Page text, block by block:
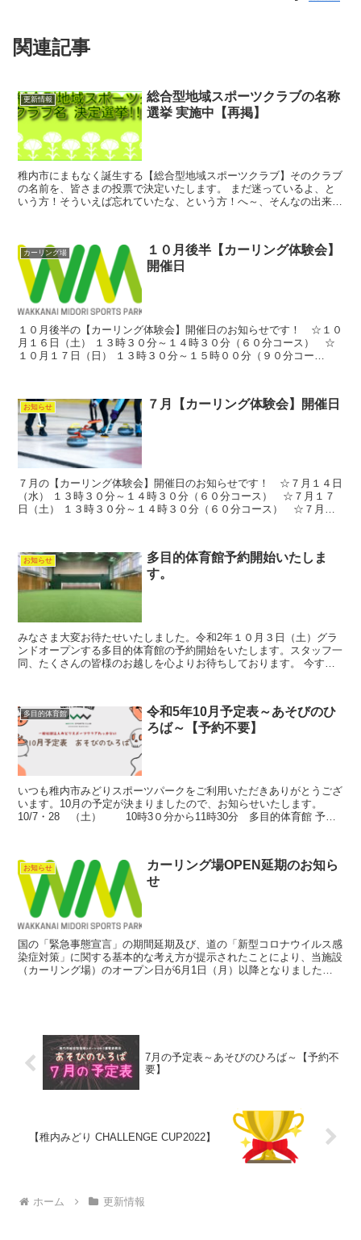
関連記事
更新情報
総合型地域スポーツクラブの名称
選挙 実施中【再掲】
稚内市にまもなく誕生する【総合型地域スポーツクラブ】そのクラブ
の名前を、皆さまの投票で決定いたします。 まだ迷っているよ、と
いう方！そういえば忘れていたな、という方！へ～、そんなの出来る
カーリング場
１０月後半【カーリング体験会】
開催日
１０月後半の【カーリング体験会】開催日のお知らせです！ ☆１０
月１６日（土） １３時３０分～１４時３０分（６０分コース） ☆
１０月１７日（日） １３時３０分～１５時００分（９０分コー
お知らせ ７月【カーリング体験会】開催日
７月の【カーリング体験会】開催日のお知らせです！ ☆７月１４日
（水） １３時３０分～１４時３０分（６０分コース） ☆７月１７
日（土） １３時３０分～１４時３０分（６０分コース） ☆７月１
お知らせ
多目的体育館予約開始いたしま
す。
みなさま大変お待たせいたしました。令和2年１０月３日（土）グラ
ンドオープンする多目的体育館の予約開始をいたします。スタッフ一
同、たくさんの皆様のお越しを心よりお待ちしております。 今すぐ
多目的体育館
令和5年10月予定表～あそびのひ
ろば～【予約不要】
いつも稚内市みどりスポーツパークをご利用いただきありがとうござ
います。10月の予定が決まりましたので、お知らせいたします。
10/7・28 （土） 10時3０分から11時30分 多目的体育館 予約
お知らせ
カーリング場OPEN延期のお知ら
せ
国の「緊急事態宣言」の期間延期及び、道の「新型コロナウイルス感
染症対策」に関する基本的な考え方が提示されたことにより、当施設
（カーリング場）のオープン日が6月1日（月）以降となりましたの
7月の予定表～あそびのひろば～【予約不
要】
【稚内みどり CHALLENGE CUP2022】
ホーム 更新情報